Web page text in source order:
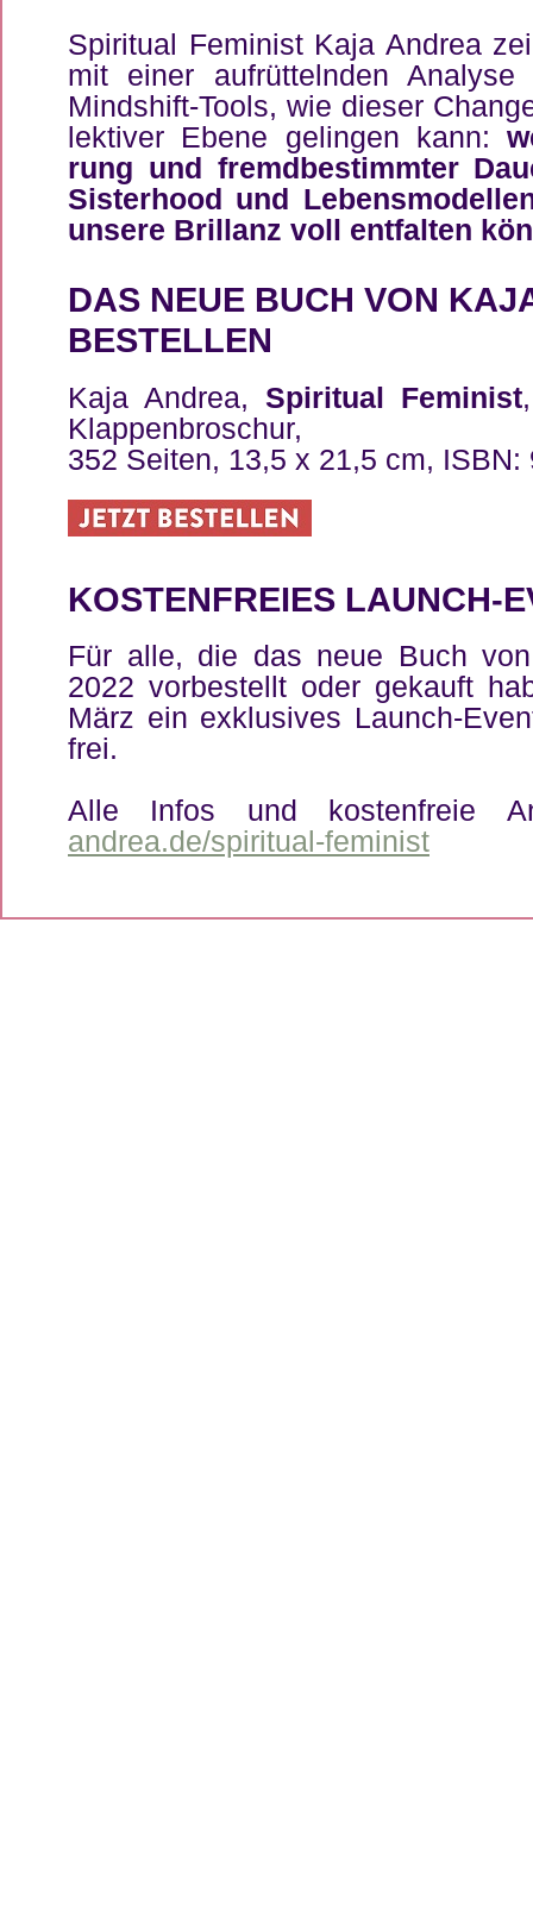
Spi­ri­tu­al Fe­mi­nist Ka­ja An­drea
mit ei­ner auf­rüt­teln­den
Minds­hift-Tools, wie die­ser
lek­ti­ver Ebe­ne ge­lin­gen kann:
rung und fremd­be­stimm­ter
Sis­ter­hood und
un­se­re Bril­lanz voll ent­fal­ten
DAS NEUE BUCH VON
BE­S­TEL­LEN
Ka­ja An­drea, Spi­ri­tu­al Fe­mi­nist
Klap­pen­bro­schur,
352 Sei­ten, 13,5 x 21,5 cm, ISBN:
KOS­TEN­FREI­ES LAUNCH-
Für al­le, die das neue Buch
2022 vor­be­stellt oder ge­kauft
März ein ex­klu­si­ves Launch-
frei.
Al­le In­fos und kos­ten­freie
andrea.de/spi­ri­tu­al-fe­mi­nist